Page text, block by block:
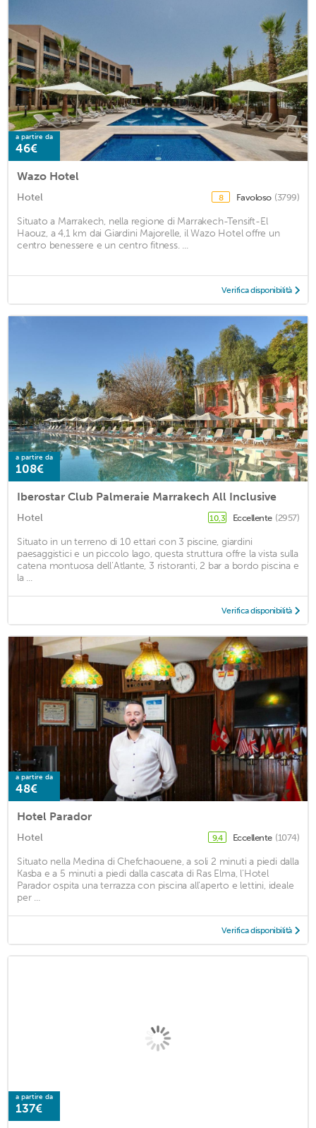
a partire da
46€
Wazo Hotel
Hotel 8 Favoloso (3799)
Situato a Marrakech, nella regione di Marrakech-Tensift-El
Haouz, a 4,1 km dai Giardini Majorelle, il Wazo Hotel offre un
centro benessere e un centro fitness. ...
Verifica disponibilità
a partire da
108€
Iberostar Club Palmeraie Marrakech All Inclusive
Hotel 10,3 Eccellente (2957)
Situato in un terreno di 10 ettari con 3 piscine, giardini
paesaggistici e un piccolo lago, questa struttura offre la vista sulla
catena montuosa dell’Atlante, 3 ristoranti, 2 bar a bordo piscina e
la ...
Verifica disponibilità
a partire da
48€
Hotel Parador
Hotel 9,4 Eccellente (1074)
Situato nella Medina di Chefchaouene, a soli 2 minuti a piedi dalla
Kasba e a 5 minuti a piedi dalla cascata di Ras Elma, l'Hotel
Parador ospita una terrazza con piscina all'aperto e lettini, ideale
per ...
Verifica disponibilità
a partire da
137€